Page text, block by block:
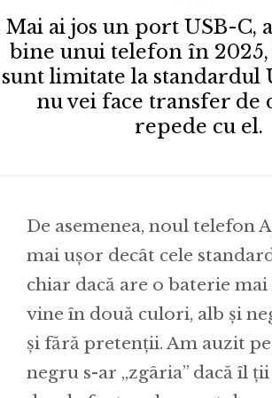
Mai ai jos un port USB-C,
bine unui telefon în 2025,
sunt limitate la standardul
nu vei face transfer de
repede cu el.
De asemenea, noul telefon
mai ușor decât cele
chiar dacă are o baterie mai
vine în două culori, alb și
și fără pretenții. Am auzit
negru s-ar „zgâria” dacă îl